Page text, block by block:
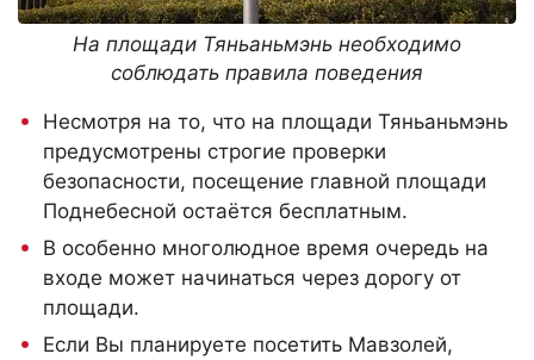
На площади Тяньаньмэнь необходимо
соблюдать правила поведения
Несмотря на то, что на площади Тяньаньмэнь
предусмотрены строгие проверки
безопасности, посещение главной площади
Поднебесной остаётся бесплатным.
В особенно многолюдное время очередь на
входе может начинаться через дорогу от
площади.
Если Вы планируете посетить Мавзолей,